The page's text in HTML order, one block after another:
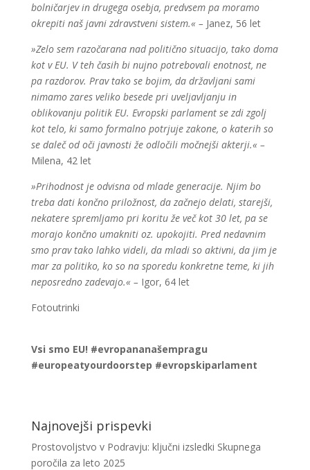
bolničarjev in drugega osebja, predvsem pa moramo
okrepiti naš javni zdravstveni sistem.« – Janez, 56 let
»Zelo sem razočarana nad politično situacijo, tako doma
kot v EU. V teh časih bi nujno potrebovali enotnost, ne
pa razdorov. Prav tako se bojim, da državljani sami
nimamo zares veliko besede pri uveljavljanju in
oblikovanju politik EU. Evropski parlament se zdi zgolj
kot telo, ki samo formalno potrjuje zakone, o katerih so
se daleč od oči javnosti že odločili močnejši akterji.« –
Milena, 42 let
»Prihodnost je odvisna od mlade generacije. Njim bo
treba dati končno priložnost, da začnejo delati, starejši,
nekatere spremljamo pri koritu že več kot 30 let, pa se
morajo končno umakniti oz. upokojiti. Pred nedavnim
smo prav tako lahko videli, da mladi so aktivni, da jim je
mar za politiko, ko so na sporedu konkretne teme, ki jih
neposredno zadevajo.« – Igor, 64 let
Fotoutrinki
Vsi smo EU! #evropananašempragu
#europeatyourdoorstep #evropskiparlament
Najnovejši prispevki
Prostovoljstvo v Podravju: ključni izsledki Skupnega
poročila za leto 2025